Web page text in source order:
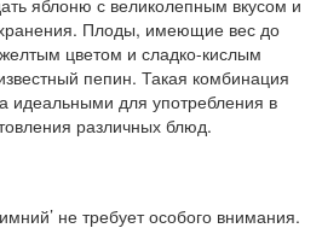
Плоды, имеющие вес до
цветом и сладко-кислым
пепин. Такая комбинация
идеальными для употребления в
различных блюд.
не требует особого внимания.